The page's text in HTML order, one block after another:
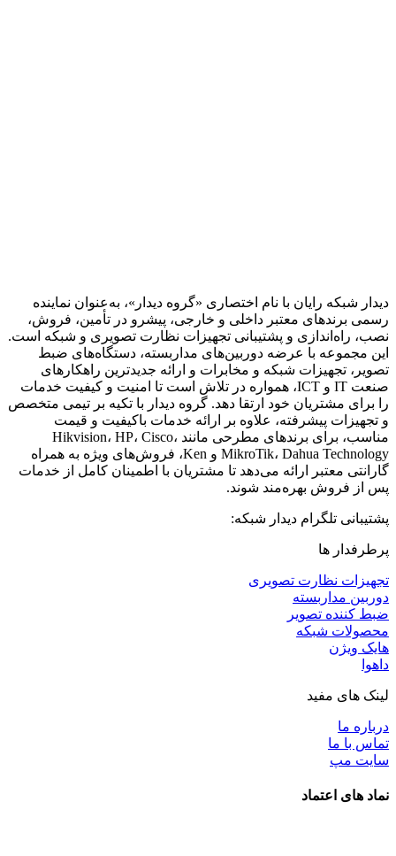
دیدار شبکه رایان با نام اختصاری «گروه دیدار»، به‌عنوان نماینده
رسمی برندهای معتبر داخلی و خارجی، پیشرو در تأمین، فروش،
نصب، راه‌اندازی و پشتیبانی تجهیزات نظارت تصویری و شبکه است.
این مجموعه با عرضه دوربین‌های مداربسته، دستگاه‌های ضبط
تصویر، تجهیزات شبکه و مخابرات و ارائه جدیدترین راهکارهای
صنعت IT و ICT، همواره در تلاش است تا امنیت و کیفیت خدمات
را برای مشتریان خود ارتقا دهد. گروه دیدار با تکیه بر تیمی متخصص
و تجهیزات پیشرفته، علاوه بر ارائه خدمات باکیفیت و قیمت
مناسب، برای برندهای مطرحی مانند Hikvision، HP، Cisco،
MikroTik، Dahua Technology و Ken، فروش‌های ویژه به همراه
گارانتی معتبر ارائه می‌دهد تا مشتریان با اطمینان کامل از خدمات
پس از فروش بهره‌مند شوند.
پشتیبانی تلگرام دیدار شبکه:
پرطرفدار ها
تجهیزات نظارت تصویری
دوربین مداربسته
ضبط کننده تصویر
محصولات شبکه
هایک ویژن
داهوا
لینک های مفید
درباره ما
تماس با ما
سایت مپ
نماد های اعتماد